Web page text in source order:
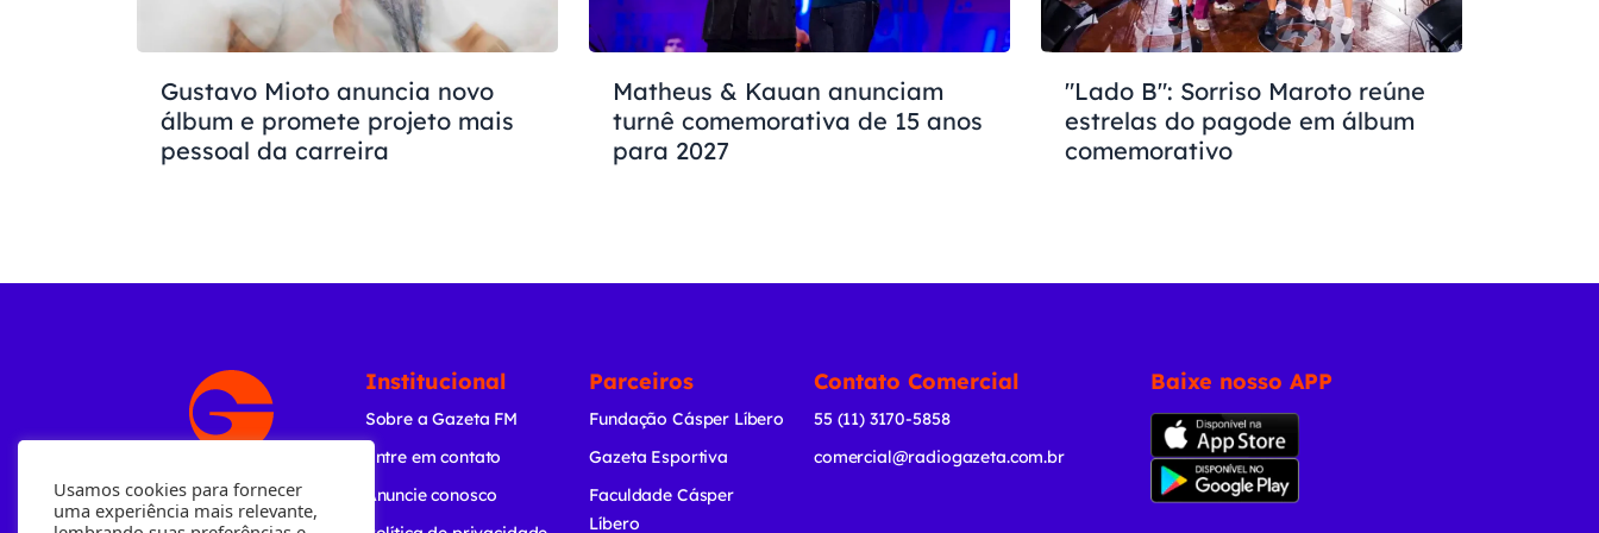
Gustavo Mioto anuncia novo
álbum e promete projeto mais
pessoal da carreira
Matheus & Kauan anunciam
turnê comemorativa de 15 anos
para 2027
"Lado B": Sorriso Maroto reúne
estrelas do pagode em álbum
comemorativo
Institucional
Sobre a Gazeta FM
Entre em contato
Anuncie conosco
Parceiros
Fundação Cásper Líbero
Gazeta Esportiva
Faculdade Cásper
Líbero
Contato Comercial
55 (11) 3170-5858
comercial@radiogazeta.com.br
Baixe nosso APP
Usamos cookies para fornecer
uma experiência mais relevante,